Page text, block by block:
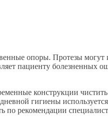
опоры. Протезы могут
пациенту болезненных
конструкции
гигиены
по рекомендации